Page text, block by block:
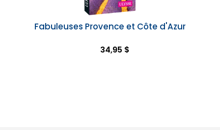
Fabuleuses Provence et Côte d'Azur
34,95 $